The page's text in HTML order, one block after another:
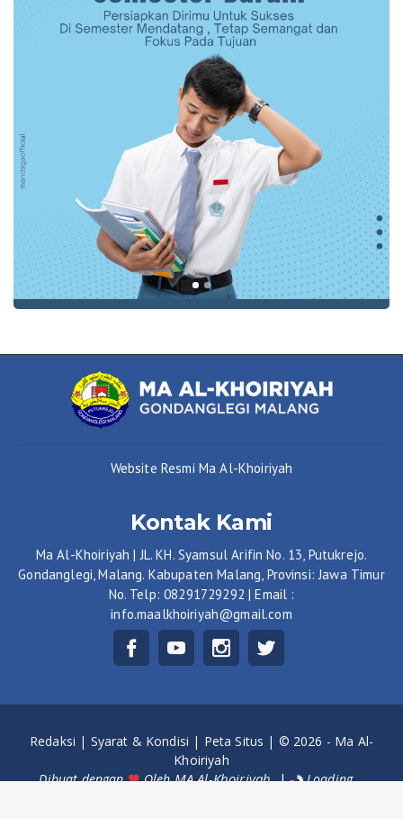
Website Resmi Ma Al-Khoiriyah
Kontak Kami
Ma Al-Khoiriyah | JL. KH. Syamsul Arifin No. 13, Putukrejo.
Gondanglegi, Malang. Kabupaten Malang, Provinsi: Jawa Timur
No. Telp: 08291729292 | Email :
info.maalkhoiriyah@gmail.com
Redaksi | Syarat & Kondisi | Peta Situs | © 2026 - Ma Al-
Khoiriyah
Dibuat dengan
OlehMA Al-Khoiriyah| Loading...